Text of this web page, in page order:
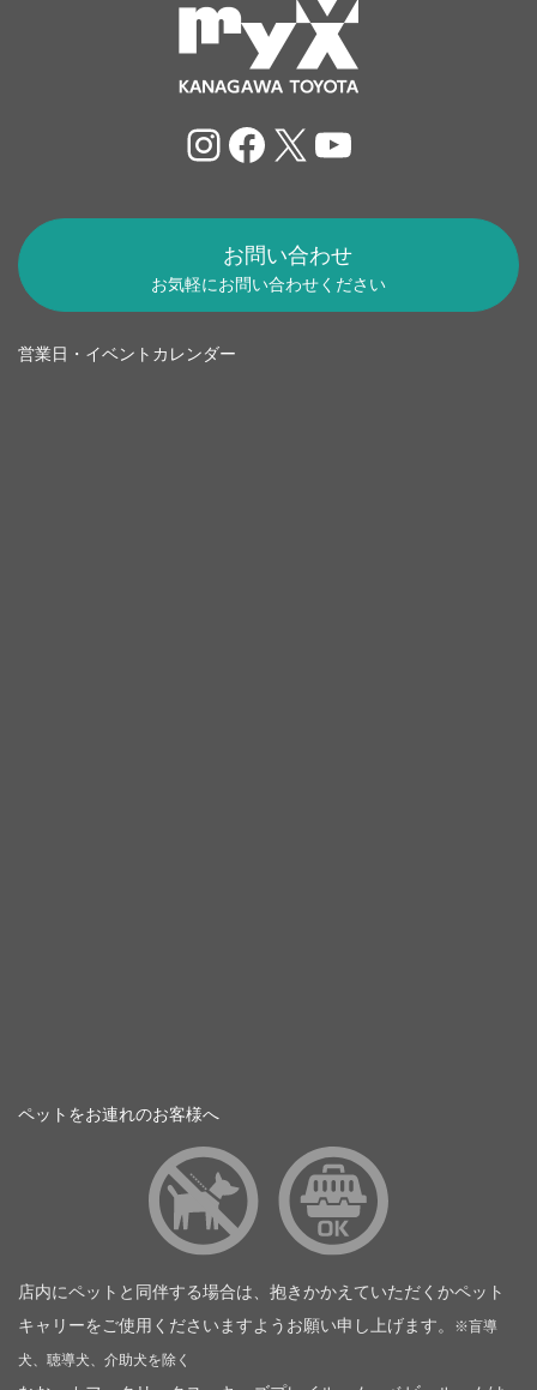
Instagram
Facebook
X YouTube
お問い合わせ
お気軽にお問い合わせください
営業日・イベントカレンダー
ペットをお連れのお客様へ
店内にペットと同伴する場合は、抱きかかえていただくかペット
キャリーをご使用くださいますようお願い申し上げます。
※盲導
犬、聴導犬、介助犬を除く